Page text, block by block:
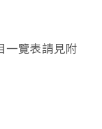
一覽表請見附